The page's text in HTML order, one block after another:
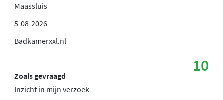
Maassluis
5-08-2026
Badkamerxxl.nl
10
Zoals gevraagd
Inzicht in mijn verzoek